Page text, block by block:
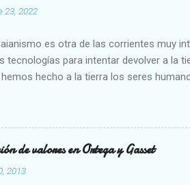
23, 2022
es otra de las corrientes muy
tecnologías para intentar devolver a la
hecho a la tierra los seres
de valores en Ortega y Gasset
2013